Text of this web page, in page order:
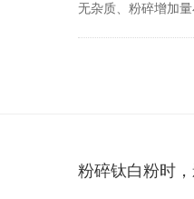
无杂质、粉碎增
粉碎钛白粉时